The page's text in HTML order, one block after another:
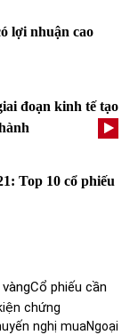
lợi nhuận cao
đoạn kinh tế tạo
Top 10 cổ phiếu
vàngCổ phiếu cần
chứng
nghị muaNgoại